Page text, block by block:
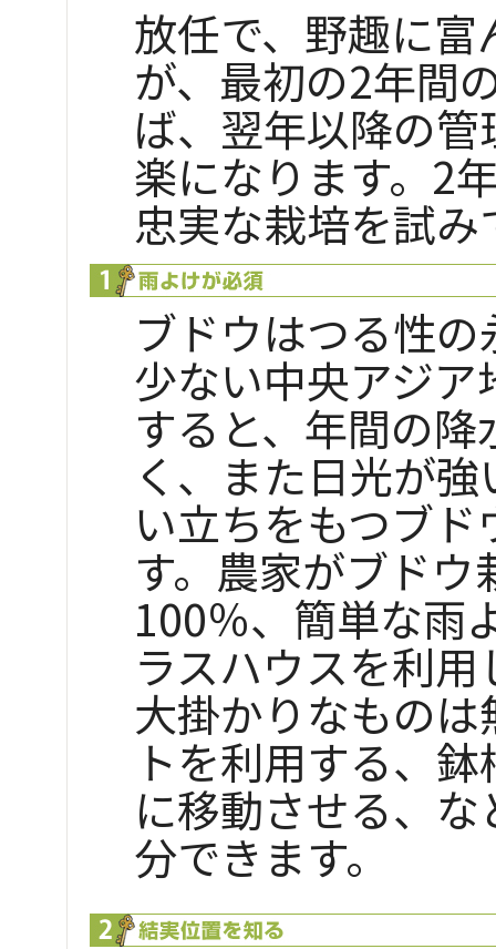
放任で、野趣に
が、最初の2年間
ば、翌年以降の
楽になります。2
忠実な栽培を試
ブドウはつる性
少ない中央アジ
すると、年間の
く、また日光が
い立ちをもつブ
す。農家がブド
100％、簡単な雨
ラスハウスを利
大掛かりなもの
トを利用する、
に移動させる、
分できます。